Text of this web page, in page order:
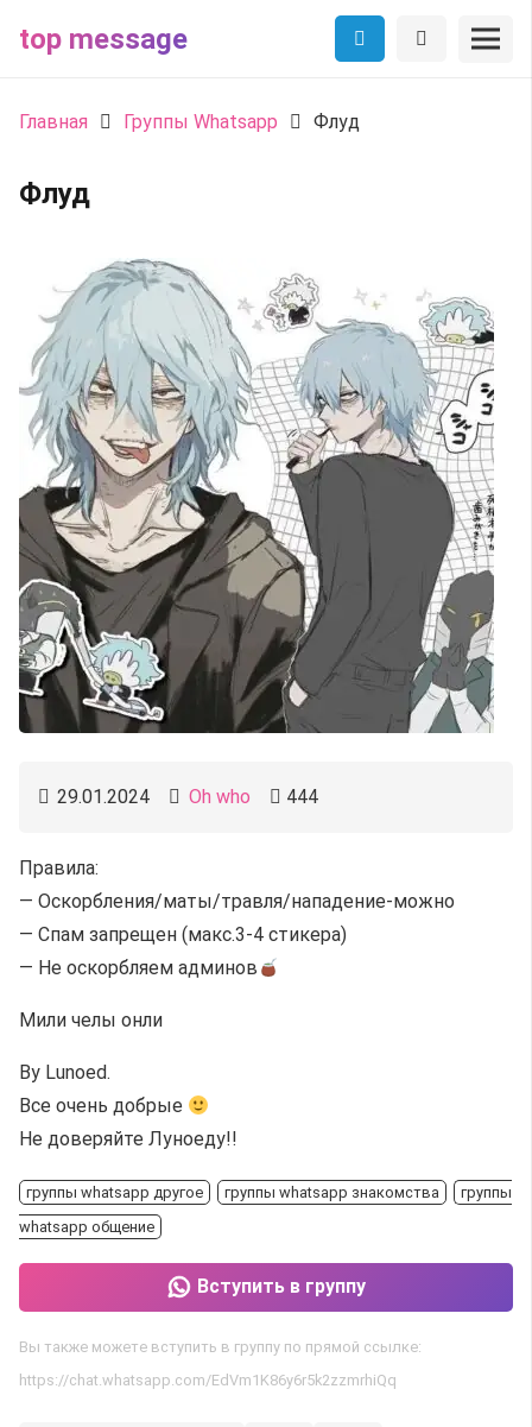
top message
Главная Группы Whatsapp Флуд
Флуд
29.01.2024 Oh who 444
Правила:
— Оскорбления/маты/травля/нападение-можно
— Спам запрещен (макс.3-4 стикера)
— Не оскорбляем админов
Мили челы онли
By Lunoed.
Все очень добрые
Не доверяйте Луноеду!!
группы whatsapp другое группы whatsapp знакомства
группы
whatsapp общение
Вступить в группу
Вы также можете вступить в группу по прямой ссылке:
https://chat.whatsapp.com/EdVm1K86y6r5k2zzmrhiQq